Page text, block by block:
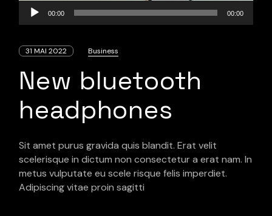
Lecteur
audio
00:00 00:00
31 MAI 2022 Business
New bluetooth
headphones
Sit amet purus gravida quis blandit. Erat velit
scelerisque in dictum non consectetur a erat nam. In
metus vulputate eu scele risque felis imperdiet.
Adipiscing vitae proin sagitti